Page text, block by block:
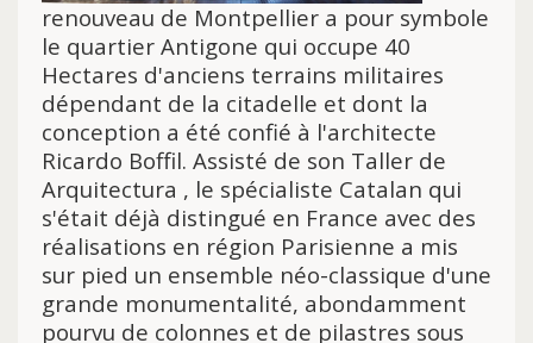
renouveau de Montpellier a pour symbole
le quartier Antigone qui occupe 40
Hectares d'anciens terrains militaires
dépendant de la citadelle et dont la
conception a été confié à l'architecte
Ricardo Boffil. Assisté de son Taller de
Arquitectura , le spécialiste Catalan qui
s'était déjà distingué en France avec des
réalisations en région Parisienne a mis
sur pied un ensemble néo-classique d'une
grande monumentalité, abondamment
pourvu de colonnes et de pilastres sous